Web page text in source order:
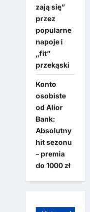
zają się”
przez
popularne
napoje i
„fit”
przekąski
Konto
osobiste
od Alior
Bank:
Absolutny
hit sezonu
– premia
do 1000 zł